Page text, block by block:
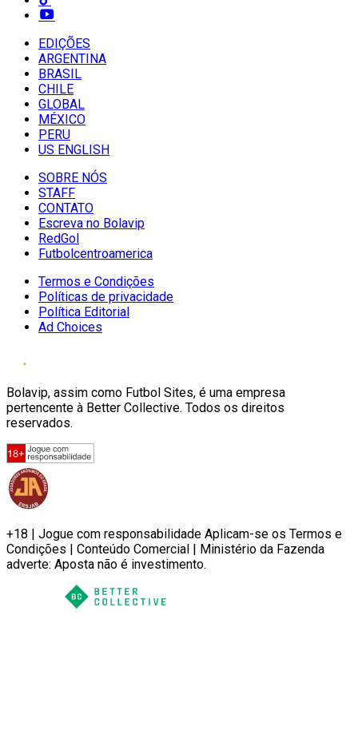
EDIÇÕES
ARGENTINA
BRASIL
CHILE
GLOBAL
MÉXICO
PERU
US ENGLISH
SOBRE NÓS
STAFF
CONTATO
Escreva no Bolavip
RedGol
Futbolcentroamerica
Termos e Condições
Políticas de privacidade
Política Editorial
Ad Choices
Bolavip, assim como Futbol Sites, é uma empresa
pertencente à Better Collective. Todos os direitos
reservados.
+18 | Jogue com responsabilidade Aplicam-se os Termos e
Condições | Conteúdo Comercial | Ministério da Fazenda
adverte: Aposta não é investimento.